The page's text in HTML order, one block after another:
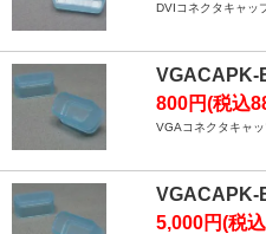
DVIコネクタキャッ
VGACAPK-
800円(税込
VGAコネクタキャ
VGACAPK-
5,000円(税